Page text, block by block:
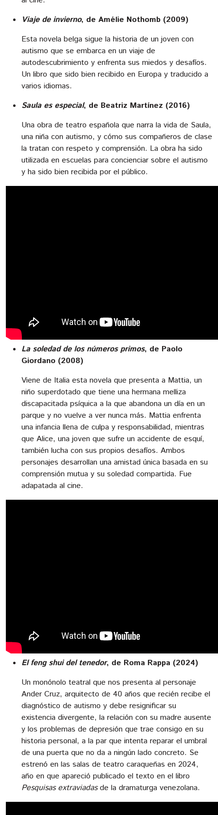
Viaje de invierno, de Amélie Nothomb (2009)
Esta novela belga sigue la historia de un joven con
autismo que se embarca en un viaje de
autodescubrimiento y enfrenta sus miedos y desafíos.
Un libro que sido bien recibido en Europa y traducido a
varios idiomas.
Saula es especial, de Beatriz Martínez (2016)
Una obra de teatro española que narra la vida de Saula,
una niña con autismo, y cómo sus compañeros de clase
la tratan con respeto y comprensión. La obra ha sido
utilizada en escuelas para concienciar sobre el autismo
y ha sido bien recibida por el público.
La soledad de los números primos, de Paolo
Giordano (2008)
Viene de Italia esta novela que presenta a Mattia, un
niño superdotado que tiene una hermana melliza
discapacitada psíquica a la que abandona un día en un
parque y no vuelve a ver nunca más. Mattia enfrenta
una infancia llena de culpa y responsabilidad, mientras
que Alice, una joven que sufre un accidente de esquí,
también lucha con sus propios desafíos. Ambos
personajes desarrollan una amistad única basada en su
comprensión mutua y su soledad compartida. Fue
adapatada al cine.
El feng shui del tenedor, de Roma Rappa (2024)
Un monónolo teatral que nos presenta al personaje
Ander Cruz, arquitecto de 40 años que recién recibe el
diagnóstico de autismo y debe resignificar su
existencia divergente, la relación con su madre ausente
y los problemas de depresión que trae consigo en su
historia personal, a la par que intenta reparar el umbral
de una puerta que no da a ningún lado concreto. Se
estrenó en las salas de teatro caraqueñas en 2024,
año en que apareció publicado el texto en el libro
Pesquisas extraviadasde la dramaturga venezolana.